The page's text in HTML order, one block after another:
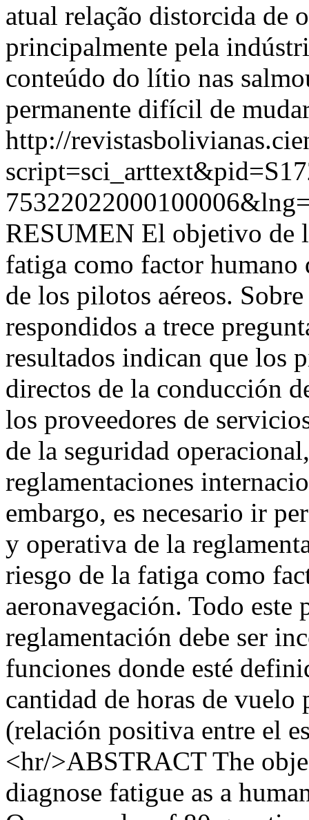
atual relação distorcida de
principalmente pela
conteúdo do lítio nas
permanente difícil de
http://
RESUMEN El objetivo de
fatiga como factor
de los pilotos aéreos.
respondidos a trece
resultados indican que los
directos de la conducción
los proveedores de
de la seguridad
reglamentaciones
embargo, es necesario ir
y operativa de la
riesgo de la fatiga como
aeronavegación. Todo este
reglamentación debe ser
funciones donde esté
cantidad de horas de
(relación positiva entre el
<hr/>ABSTRACT The
diagnose fatigue as a